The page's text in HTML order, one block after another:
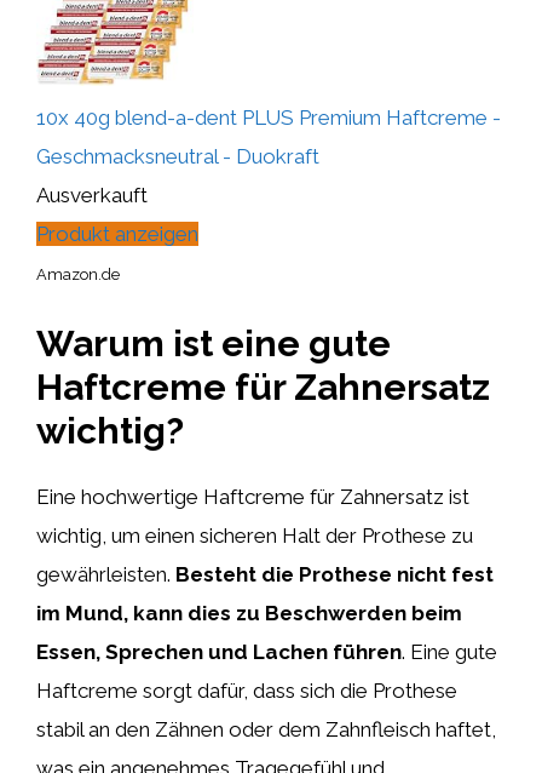
10x 40g blend-a-dent PLUS Premium Haftcreme -
Geschmacksneutral - Duokraft
Ausverkauft
Produkt anzeigen
Amazon.de
Warum ist eine gute
Haftcreme für Zahnersatz
wichtig?
Eine hochwertige Haftcreme für Zahnersatz ist
wichtig, um einen sicheren Halt der Prothese zu
gewährleisten. Besteht die Prothese nicht fest
im Mund, kann dies zu Beschwerden beim
Essen, Sprechen und Lachen führen. Eine gute
Haftcreme sorgt dafür, dass sich die Prothese
stabil an den Zähnen oder dem Zahnfleisch haftet,